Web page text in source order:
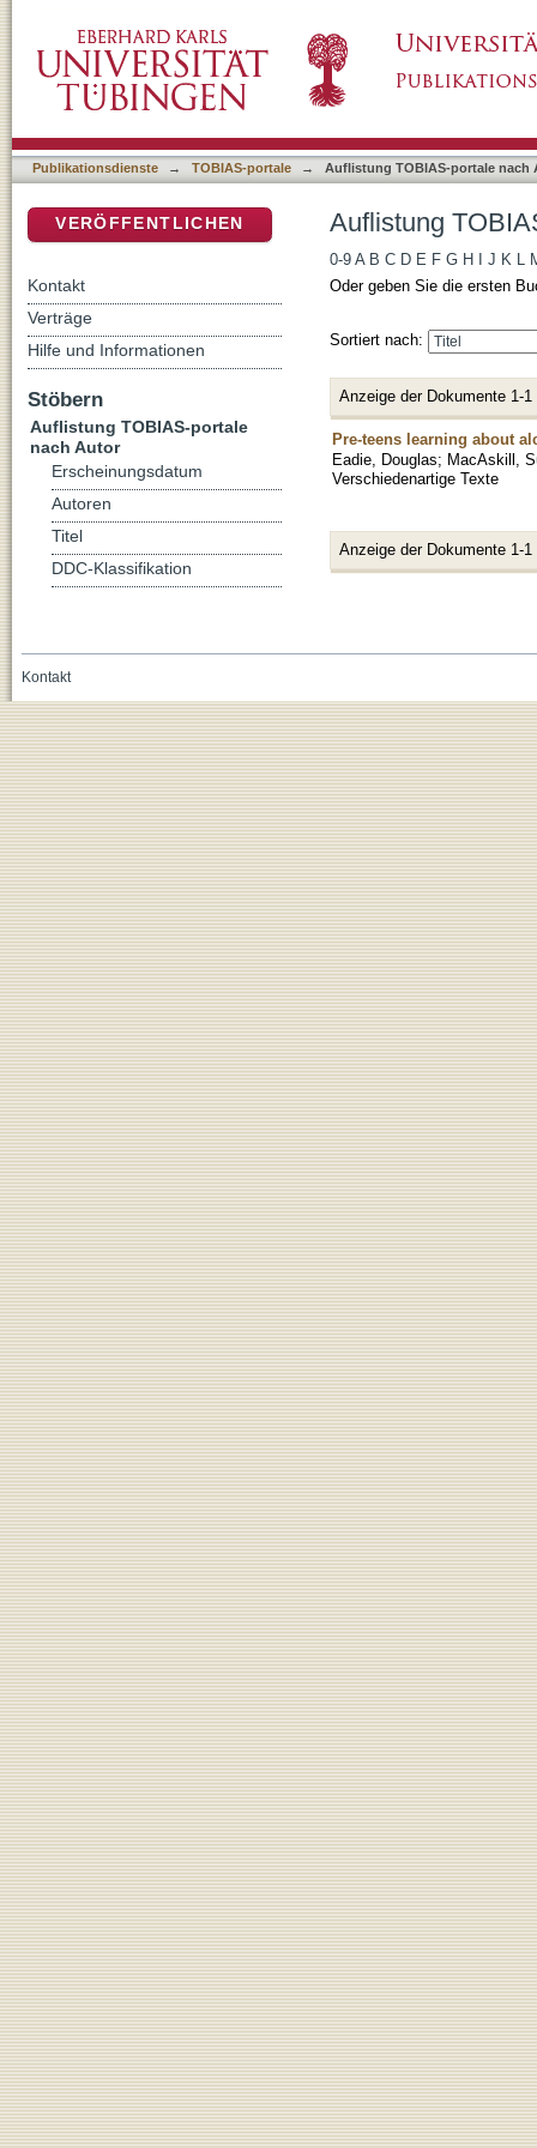
Publikationsdienste → TOBIAS-portale → Auflistung TOBIAS-portale nach
Auflistung
0-9 A B C D E F G H J K L
Oder geben Sie die ersten
Sortiert nach:
Anzeige der Dokumente 1-1
Pre-teens learning about
Eadie, Douglas; MacAskill,
Verschiedenartige Texte
Anzeige der Dokumente 1-1
VERÖFFENTLICHEN
Kontakt
Verträge
Hilfe und Informationen
Stöbern
Auflistung TOBIAS-portale
nach Autor
Erscheinungsdatum
Autoren
Titel
DDC-Klassifikation
Kontakt